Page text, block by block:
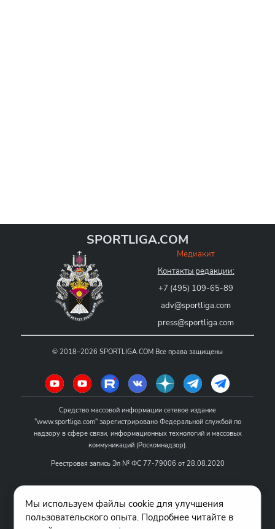
SPORTLIGA.COM
Медиакит
Контакты редакции:
+7 (495) 109-65-89
adv@sportliga.com
press@sportliga.com
© 2018–2026 SPORTLIGA.COM Все права защищены
Средство массовой информации сетевое издание
"www.sportliga.com" зарегистрировано Федеральной службой по
надзору в сфере связи, информационных технологий и массовых
коммуникаций (Роскомнадзор).
Реестровая запись Эл № ФС 77-79006 от 28.08.2020
Название - www.sportliga.com
Учредитель СМИ сетевого издания "www.sportliga.com": ИП Чамин
О.Н.
Мы используем файлы cookie для улучшения
пользовательского опыта. Подробнее читайте в